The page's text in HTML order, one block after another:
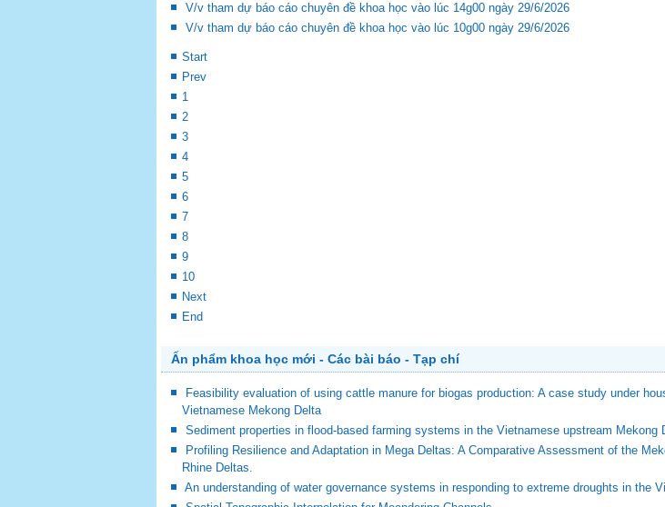
V/v tham dự báo cáo chuyên đề khoa học vào lúc 14g00 ngày 29/6/2026
V/v tham dự báo cáo chuyên đề khoa học vào lúc 10g00 ngày 29/6/2026
Start
Prev
1
2
3
4
5
6
7
8
9
10
Next
End
Ấn phẩm khoa học mới - Các bài báo - Tạp chí
Feasibility evaluation of using cattle manure for biogas production: A case study under
Vietnamese Mekong Delta
Sediment properties in flood-based farming systems in the Vietnamese upstream Mekong
Profiling Resilience and Adaptation in Mega Deltas: A Comparative Assessment of the
Rhine Deltas.
An understanding of water governance systems in responding to extreme droughts in the